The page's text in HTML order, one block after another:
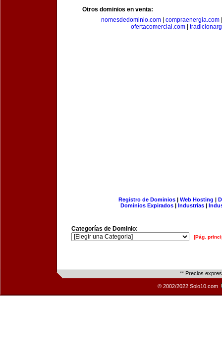
Otros dominios en venta:
nomesdedominio.com| compraenergia.com
ofertacomercial.com
Registro de Dominios| Web Hosting |
Dominios Expirados | Industrias |
Categorías de Dominio:
[Pág.
** Precios
© 2002/2022 Solo10.com